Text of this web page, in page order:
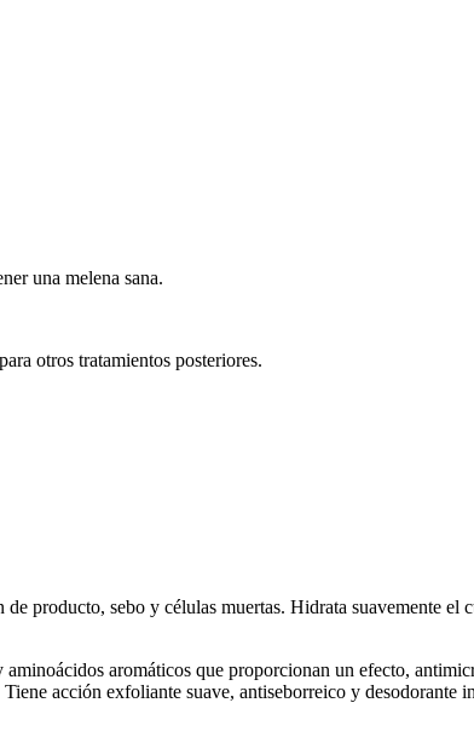
una melena sana.
otros tratamientos posteriores.
producto, sebo y células muertas. Hidrata suavemente
aromáticos que proporcionan un efecto,
acción exfoliante suave, antiseborreico y desodorante